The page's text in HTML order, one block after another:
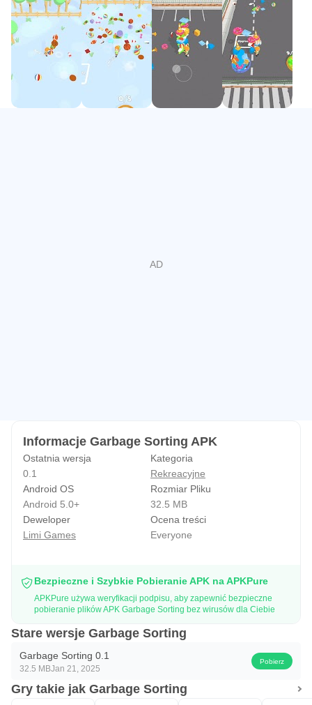
Informacje Garbage Sorting APK
Ostatnia wersja
0.1
Kategoria
Rekreacyjne
Android OS
Android 5.0+
Rozmiar Pliku
32.5 MB
Deweloper
Limi Games
Ocena treści
Everyone
Bezpieczne i Szybkie Pobieranie APK na APKPure
APKPure używa weryfikacji podpisu, aby zapewnić bezpieczne
pobieranie plików APK Garbage Sorting bez wirusów dla Ciebie
Stare wersje Garbage Sorting
Garbage Sorting 0.1
32.5 MBJan 21, 2025
Pobierz
Gry takie jak Garbage Sorting